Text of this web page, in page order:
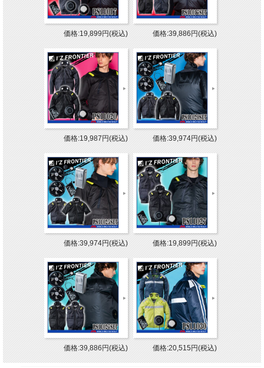
価格:19,899円(税込) 価格:39,886円(税込)
価格:19,987円(税込) 価格:39,974円(税込)
価格:39,974円(税込) 価格:19,899円(税込)
価格:39,886円(税込) 価格:20,515円(税込)